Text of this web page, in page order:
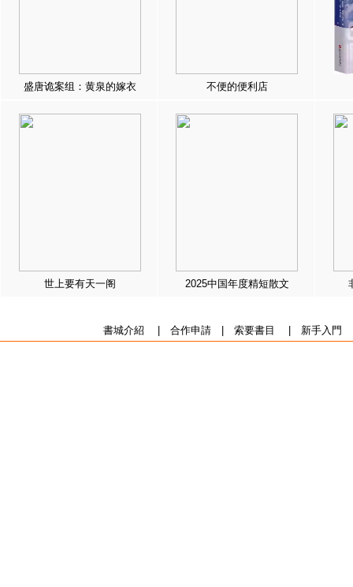
盛唐诡案组：黄泉的嫁衣 不便的便利店
世上要有天一阁 2025中国年度精短散文
書城介紹 合作申請| 索要書目 新手入門